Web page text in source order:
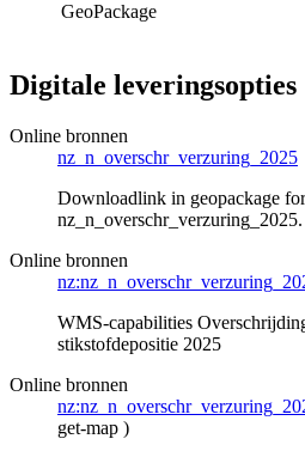
GeoPackage
Digitale leveringsopties
Online bronnen
nz_n_overschr_verzuring_2025
Downloadlink in geopackage
nz_n_overschr_verzuring_2025.
Online bronnen
WMS-capabilities
stikstofdepositie 2025
Online bronnen
get-map )